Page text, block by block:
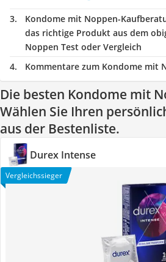
Kondome mit Noppen-
das richtige Produkt aus dem
Noppen Test oder Vergleich
Kommentare zum Kondome mit
Die besten Kondome mit
Wählen Sie Ihren
aus der Bestenliste.
Durex Intense
Vergleichssieger